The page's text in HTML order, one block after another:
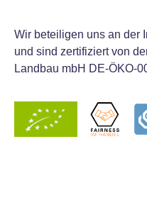
Wir beteiligen uns an der
und sind zertifiziert von
Landbau mbH DE-ÖKO-